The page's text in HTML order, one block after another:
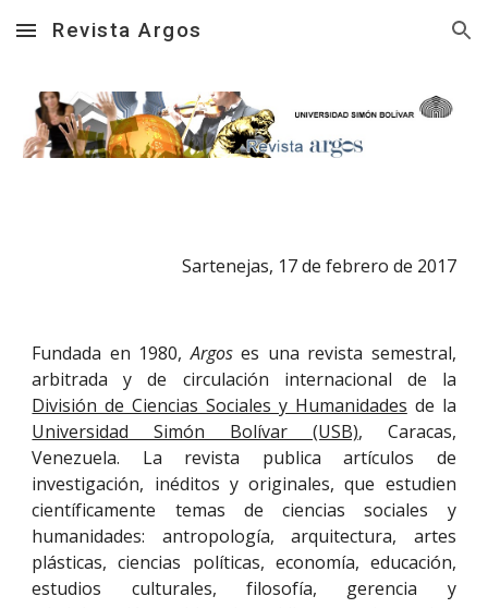
Skip to main content Skip to navigation
Revista Argos
Sartenejas, 17 de febrero de 2017
Fundada en 1980,Argoses una revista semestral,
arbitrada y de circulación internacional de la
División de Ciencias Sociales y Humanidades de la
Universidad Simón Bolívar (USB), Caracas,
Venezuela. La revista publica artículos de
investigación, inéditos y originales, que estudien
científicamente temas de ciencias sociales y
humanidades: antropología, arquitectura, artes
plásticas, ciencias políticas, economía, educación,
estudios culturales, filosofía, gerencia y